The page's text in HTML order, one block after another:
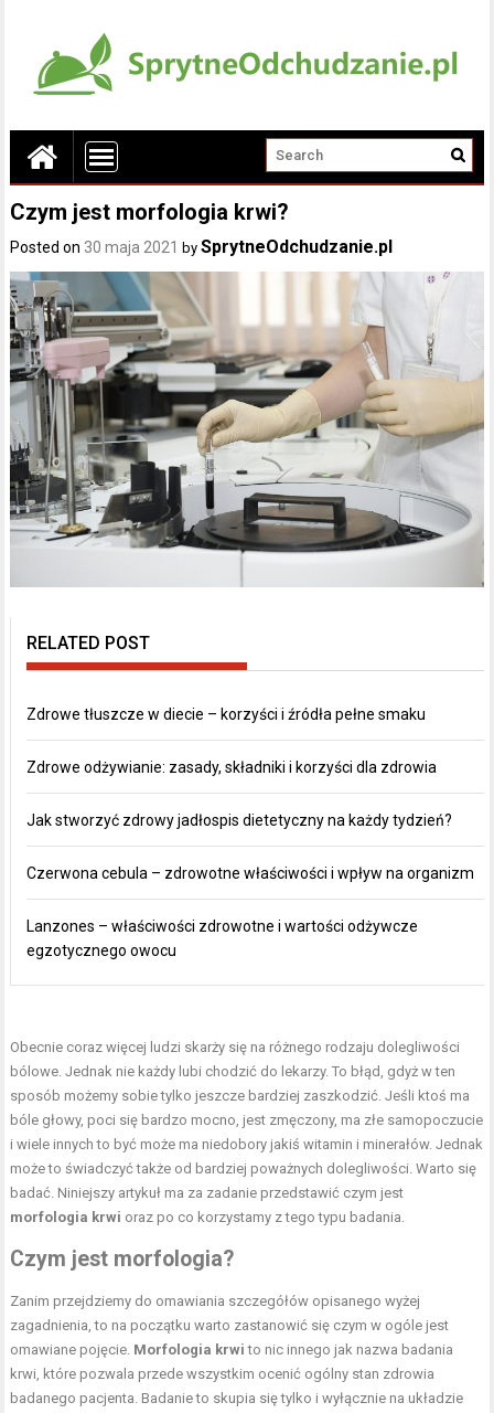
Czym jest morfologia krwi?
Posted on 30 maja 2021 bySprytneOdchudzanie.pl
RELATED POST
Zdrowe tłuszcze w diecie – korzyści i źródła pełne smaku
Zdrowe odżywianie: zasady, składniki i korzyści dla zdrowia
Jak stworzyć zdrowy jadłospis dietetyczny na każdy tydzień?
Czerwona cebula – zdrowotne właściwości i wpływ na organizm
Lanzones – właściwości zdrowotne i wartości odżywcze
egzotycznego owocu
Obecnie coraz więcej ludzi skarży się na różnego rodzaju dolegliwości
bólowe. Jednak nie każdy lubi chodzić do lekarzy. To błąd, gdyż w ten
sposób możemy sobie tylko jeszcze bardziej zaszkodzić. Jeśli ktoś ma
bóle głowy, poci się bardzo mocno, jest zmęczony, ma złe samopoczucie
i wiele innych to być może ma niedobory jakiś witamin i minerałów. Jednak
może to świadczyć także od bardziej poważnych dolegliwości. Warto się
badać. Niniejszy artykuł ma za zadanie przedstawić czym jest
morfologia krwi oraz po co korzystamy z tego typu badania.
Czym jest morfologia?
Zanim przejdziemy do omawiania szczegółów opisanego wyżej
zagadnienia, to na początku warto zastanowić się czym w ogóle jest
omawiane pojęcie. Morfologia krwi to nic innego jak nazwa badania
krwi, które pozwala przede wszystkim ocenić ogólny stan zdrowia
badanego pacjenta. Badanie to skupia się tylko i wyłącznie na układzie